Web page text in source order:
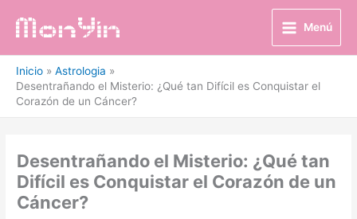
Menú
Inicio
Astrologia
Desentrañando el Misterio: ¿Qué tan Difícil es Conquistar el
Corazón de un Cáncer?
Desentrañando el Misterio: ¿Qué tan
Difícil es Conquistar el Corazón de un
Cáncer?